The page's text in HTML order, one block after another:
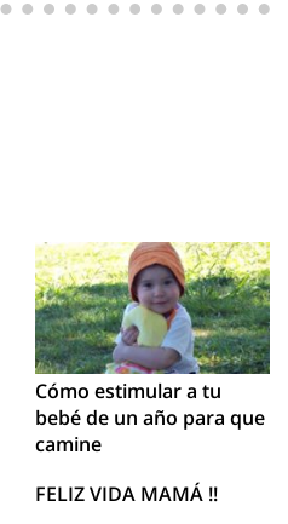
Cómo estimular a tu
bebé de un año para que
camine
FELIZ VIDA MAMÁ !!